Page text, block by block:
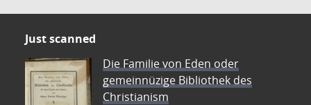
Just scanned
Die Familie von Eden oder
gemeinnüzige Bibliothek des
Christianism